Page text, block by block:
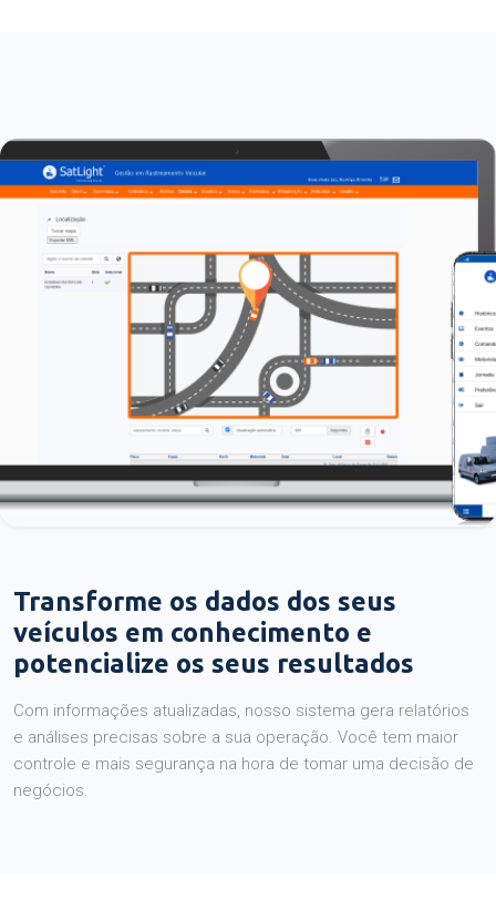
Transforme os dados dos seus
veículos em conhecimento e
potencialize os seus resultados
Com informações atualizadas, nosso sistema gera relatórios
e análises precisas sobre a sua operação. Você tem maior
controle e mais segurança na hora de tomar uma decisão de
negócios.